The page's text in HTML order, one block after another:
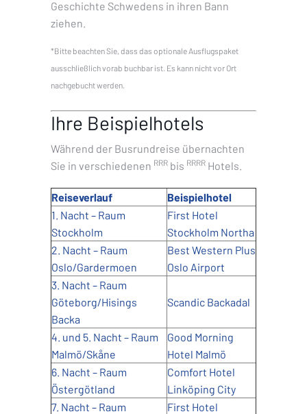
Geschichte Schwedens in ihren Bann
ziehen.
*Bitte beachten Sie, dass das optionale Ausflugspaket
ausschließlich vorab buchbar ist. Es kann nicht vor Ort
nachgebucht werden.
Ihre Beispielhotels
Während der Busrundreise übernachten
Sie in verschiedenen RRR bis RRRR Hotels.
Reiseverlauf
Beispielhotel
1. Nacht – Raum
Stockholm
First Hotel
Stockholm Northa
2. Nacht – Raum
Oslo/Gardermoen
Best Western Plus
Oslo Airport
3. Nacht – Raum
Göteborg/Hisings
Backa
Scandic Backadal
4. und 5. Nacht – Raum
Malmö/Skåne
Good Morning
Hotel Malmö
6. Nacht – Raum
Östergötland
Comfort Hotel
Linköping City
7. Nacht – Raum
First Hotel